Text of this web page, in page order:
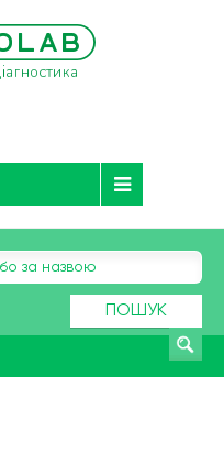
ПОШУК